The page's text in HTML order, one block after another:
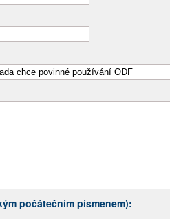
počátečním písmenem):